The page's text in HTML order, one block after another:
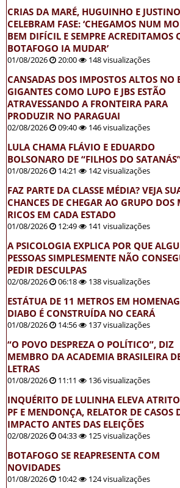
CRIAS DA MARÉ, HUGUINHO E JUSTINO
CELEBRAM FASE: ‘CHEGAMOS NUM
BEM DIFÍCIL E SEMPRE ACREDITAMOS
BOTAFOGO IA MUDAR’
01/08/2026 20:00 148 visualizações
CANSADAS DOS IMPOSTOS ALTOS NO
GIGANTES COMO LUPO E JBS ESTÃO
ATRAVESSANDO A FRONTEIRA PARA
PRODUZIR NO PARAGUAI
02/08/2026 09:40 146 visualizações
LULA CHAMA FLÁVIO E EDUARDO
BOLSONARO DE “FILHOS DO
01/08/2026 14:21 142 visualizações
FAZ PARTE DA CLASSE MÉDIA? VEJA
CHANCES DE CHEGAR AO GRUPO DOS
RICOS EM CADA ESTADO
01/08/2026 12:49 141 visualizações
A PSICOLOGIA EXPLICA POR QUE
PESSOAS SIMPLESMENTE NÃO
PEDIR DESCULPAS
02/08/2026 06:18 138 visualizações
ESTÁTUA DE 11 METROS EM
DIABO É CONSTRUÍDA NO CEARÁ
01/08/2026 14:56 137 visualizações
“O POVO DESPREZA O POLÍTICO”, DIZ
MEMBRO DA ACADEMIA BRASILEIRA
LETRAS
01/08/2026 11:11 136 visualizações
INQUÉRITO DE LULINHA ELEVA
PF E MENDONÇA, RELATOR DE CASOS
IMPACTO ANTES DAS ELEIÇÕES
02/08/2026 04:33 125 visualizações
BOTAFOGO SE REAPRESENTA COM
NOVIDADES
01/08/2026 10:42 124 visualizações